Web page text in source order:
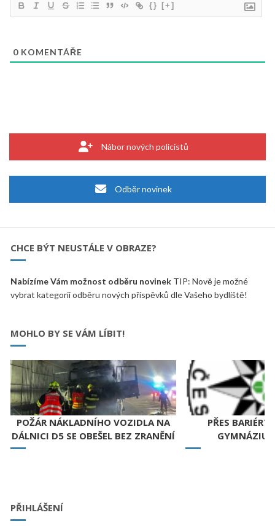
{} [+]
0 KOMENTÁŘE
Nábor nových policistů
Odběr novinek
CHCE BÝT NEUSTÁLE V OBRAZE?
Nabízíme Vám možnost odběru novinek TIP: Nově je možné
vybrat kategorii odběru nových příspěvků dle Vašeho bydliště!
MOHLO BY SE VÁM LÍBIT!
POŽÁR NÁKLADNÍHO VOZIDLA NA
DÁLNICI D5 SE OBEŠEL BEZ ZRANĚNÍ
PŘES
GYMNÁZIU
PŘIHLÁŠENÍ